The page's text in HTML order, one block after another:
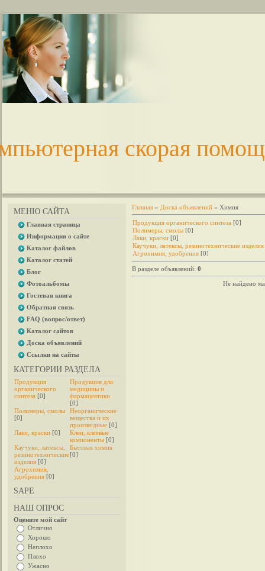
скорая
МЕНЮ САЙТА
Главная страница
Информация о сайте
Каталог файлов
Каталог статей
Блог
Фотоальбомы
Гостевая книга
Обратная связь
FAQ (вопрос/ответ)
Каталог сайтов
Доска объявлений
Ссылки на сайты
КАТЕГОРИИ РАЗДЕЛА
Продукция
органического
синтеза [0]
Продукция для
медицины и
фармацевтики
[0]
Полимеры, смолы
[0]
Неорганические
вещества и их
производные [0]
Лаки, краски [0]
Клеи, клеевые
компоненты [0]
Каучуки, латексы,
резинотехнические
изделия [0]
Бытовая химия
[0]
Агрохимия,
удобрения [0]
SAPE
НАШ ОПРОС
Оцените мой сайт
Отлично
Хорошо
Неплохо
Плохо
Ужасно
Главная » Доска объявлений » Химия
Продукция органического синтеза [0]
Полимеры, смолы [0]
Лаки, краски [0]
Каучуки, латексы, резинотехнические изделия
Агрохимия, удобрения [0]
В разделе объявлений: 0
Не найдено